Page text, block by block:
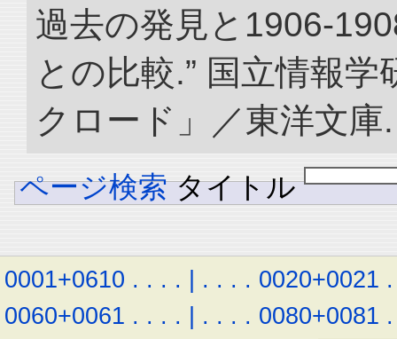
過去の発見と1906-
との比較.” 国立情報
クロード」／東洋文
ページ検索 タイトル
0001+0610 . . . . | . . . . 0020+0021 .
0060+0061 . . . . | . . . . 0080+0081 .